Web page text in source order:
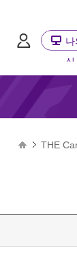
나
실
THE